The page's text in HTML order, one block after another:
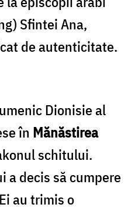
Sfintei Ana,
de autenticitate.
Dionisie al
în Mănăstirea
schitului.
a decis să cumpere
au trimis o